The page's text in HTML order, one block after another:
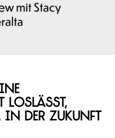
loslässt,
in der Zukunft